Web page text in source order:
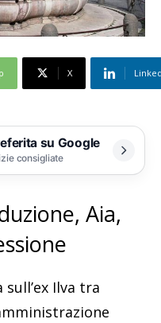
X
su Google
consigliate
Aia,
Ilva tra